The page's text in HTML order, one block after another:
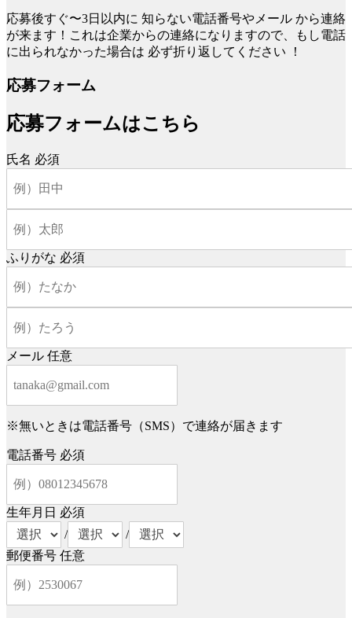
応募後すぐ〜3日以内に 知らない電話番号やメール から連絡
が来ます！これは企業からの連絡になりますので、もし電話
に出られなかった場合は 必ず折り返してください ！
応募フォーム
応募フォームはこちら
氏名 必須
ふりがな 必須
メール 任意
※無いときは電話番号（SMS）で連絡が届きます
電話番号 必須
生年月日 必須
/
/
郵便番号 任意